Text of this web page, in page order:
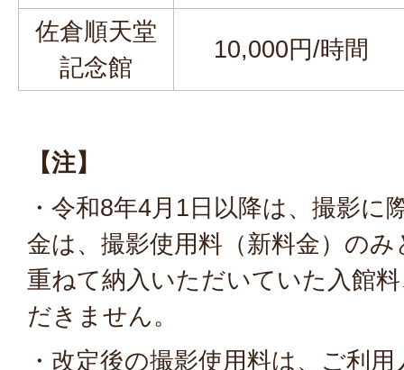
佐倉順天堂
記念館
10,000円/時間
【注】
・令和8年4月1日以降は、撮影に
金は、撮影使用料（新料金）の
重ねて納入いただいていた入館
だきません。
・改定後の撮影使用料は、ご利